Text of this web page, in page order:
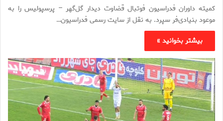
کمیته داوران فدراسیون فوتبال قضاوت دیدار گل‌گهر – پرسپولیس را به
موعود بنیادی‌فر سپرد. به نقل از سایت رسمی فدراسیون…
بیشتر بخوانید »